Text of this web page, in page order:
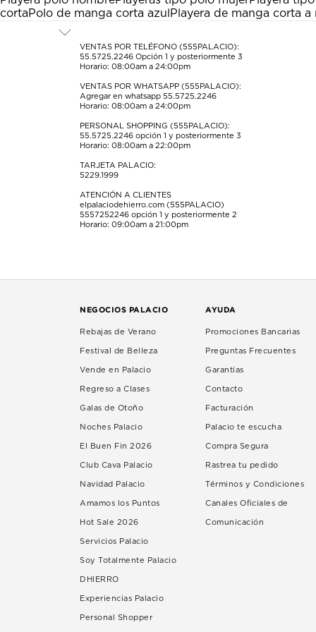
acción
abrirá
formulario
acción
abrirá
formulario
de
acción
abrirá
formulario
de
acción
abrirá
formulario
de
acción
abrirá
formulario
de
envío.
cortaPolo de manga corta azul Playera de manga corta a
VENTAS POR TELÉFONO (555PALACIO):
55.5725.2246 Opción 1 y posteriormente 3
Horario: 08:00am a 24:00pm
VENTAS POR WHATSAPP (555PALACIO):
Agregar en whatsapp 55.5725.2246
Horario: 08:00am a 24:00pm
PERSONAL SHOPPING (555PALACIO):
55.5725.2246 opción 1 y posteriormente 3
Horario: 08:00am a 22:00pm
TARJETA PALACIO:
5229.1999
ATENCIÓN A CLIENTES
elpalaciodehierro.com (555PALACIO)
5557252246 opción 1 y posteriormente 2
Horario: 09:00am a 21:00pm
NEGOCIOS PALACIO
Rebajas de Verano
Festival de Belleza
Vende en Palacio
Regreso a Clases
Galas de Otoño
Noches Palacio
El Buen Fin 2026
Club Cava Palacio
Navidad Palacio
Amamos los Puntos
Hot Sale 2026
Servicios Palacio
Soy Totalmente Palacio
DHIERRO
Experiencias Palacio
Personal Shopper
AYUDA
Promociones Bancarias
Preguntas Frecuentes
Garantías
Contacto
Facturación
Palacio te escucha
Compra Segura
Rastrea tu pedido
Términos y Condiciones
Canales Oficiales de
Comunicación